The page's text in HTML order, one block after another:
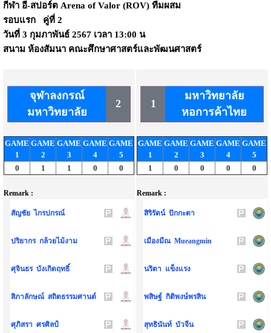
กีฬา อี-สปอร์ต Arena of Valor (ROV) ทีมผสม
รอบแรก คู่ที่ 2
วันที่ 3 กุมภาพันธ์ 2567 เวลา 13:00 น
สนาม ห้องสัมนา คณะศึกษาศาสตร์และพัฒนศาสตร์
จุฬาลงกรณ์
มหาวิทยาลัย
2
GAME
1
GAME
2
GAME
3
GAME
4
GAME
5
0
1 1 0 0
Remark :
สัญชัย ไกรปกรณ์
ปริยากร กล้วยไม้งาม
ศุจินธร บังเกิดฤทธิ์
สิภาลักษณ์ สถิตธรรมศานต์
ศุภิสรา ศรศิลป์
1
มหาวิทยาลัย
หอการค้าไทย
GAME
1
GAME
2
GAME
3
GAME
4
GAME
5
1
0 0 0 0
Remark :
สิริรัตน์ ปักกะตา
เมืองมีณ Mueangmin
นริตา แข็งแรง
พสิษฐ์ กิติพงษ์พรสิน
สุทธินันท์ บัวจีน